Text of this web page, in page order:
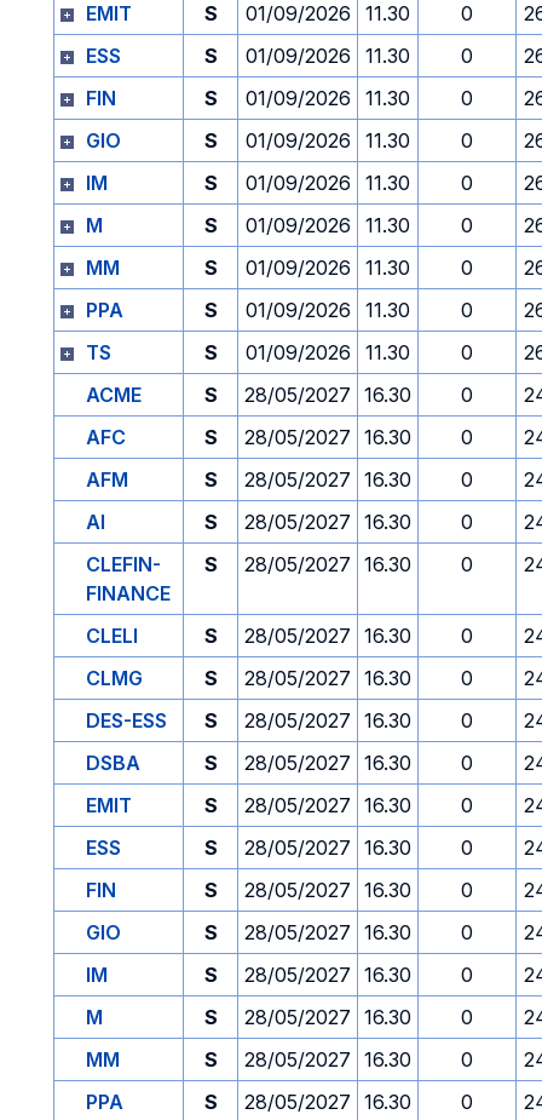
EMIT
S 01/09/2026 11.30 0
ESS
S 01/09/2026 11.30 0
FIN
S 01/09/2026 11.30 0
GIO
S 01/09/2026 11.30 0
IM
S 01/09/2026 11.30 0
M
S 01/09/2026 11.30 0
MM
S 01/09/2026 11.30 0
PPA
S 01/09/2026 11.30 0
TS
S 01/09/2026 11.30 0
ACME
S 28/05/2027 16.30 0
AFC
S 28/05/2027 16.30 0
AFM
S 28/05/2027 16.30 0
AI
S 28/05/2027 16.30 0
CLEFIN-
FINANCE
S 28/05/2027 16.30 0
CLELI S 28/05/2027 16.30 0
CLMG
S 28/05/2027 16.30 0
DES-ESS
S 28/05/2027 16.30 0
DSBA
S 28/05/2027 16.30 0
EMIT
S 28/05/2027 16.30 0
ESS
S 28/05/2027 16.30 0
FIN
S 28/05/2027 16.30 0
GIO
S 28/05/2027 16.30 0
IM
S 28/05/2027 16.30 0
M
S 28/05/2027 16.30 0
MM
S 28/05/2027 16.30 0
PPA
S 28/05/2027 16.30 0